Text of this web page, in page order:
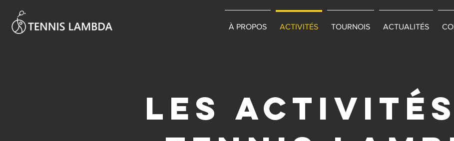
À PROPOS ACTIVITÉS TOURNOIS ACTUALITÉS
LES activités